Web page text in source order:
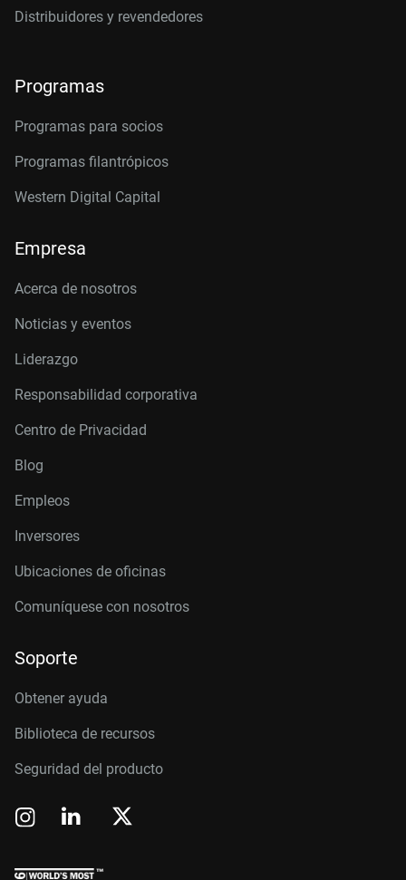
Distribuidores y revendedores
Programas
Programas para socios
Programas filantrópicos
Western Digital Capital
Empresa
Acerca de nosotros
Noticias y eventos
Liderazgo
Responsabilidad corporativa
Centro de Privacidad
Blog
Empleos
Inversores
Ubicaciones de oficinas
Comuníquese con nosotros
Soporte
Obtener ayuda
Biblioteca de recursos
Seguridad del producto